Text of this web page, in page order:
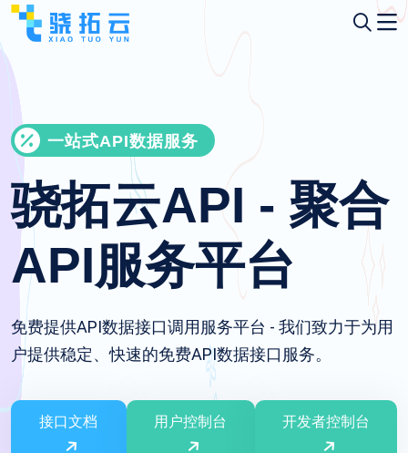
一站式API数据服务
骁拓云API - 聚合
API服务平台
免费提供API数据接口调用服务平台 - 我们致力于为用
户提供稳定、快速的免费API数据接口服务。
接口文档 用户控制台 开发者控制台